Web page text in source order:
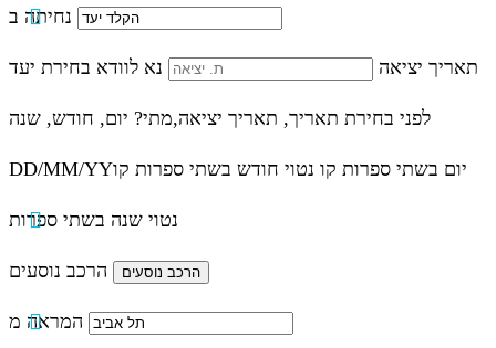
נחיתה ב
תאריך יציאה נא לוודא בחירת יעד
לפני בחירת תאריך, תאריך יציאה,מתי? יום, חודש, שנה
DD/MM/YYיום בשתי ספרות קו נטוי חודש בשתי ספרות קו
נטוי שנה בשתי ספרות
הרכב נוסעים
המראה מ